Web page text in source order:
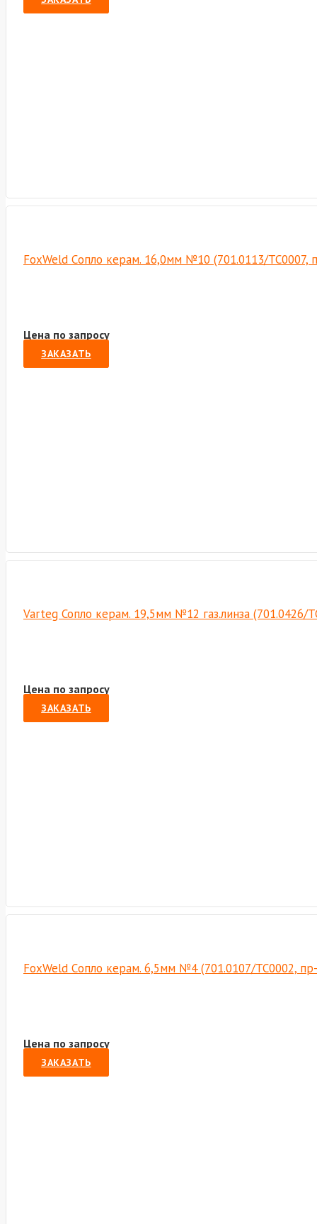
FoxWeld Cопло керам. 16,0мм №10 (701.0113/
Цена по запросу
ЗАКАЗАТЬ
Varteg Сопло керам. 19,5мм №12 газ.линза
Цена по запросу
ЗАКАЗАТЬ
FoxWeld Cопло керам. 6,5мм №4 (701.0107/TC0002,
Цена по запросу
ЗАКАЗАТЬ